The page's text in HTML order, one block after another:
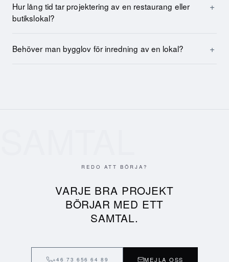
Hur lång tid tar projektering av en restaurang eller
butikslokal?
Behöver man bygglov för inredning av en lokal?
REDO ATT BÖRJA?
VARJE BRA PROJEKT
BÖRJAR MED ETT
SAMTAL.
+46 73 656 64 89 MEJLA OSS